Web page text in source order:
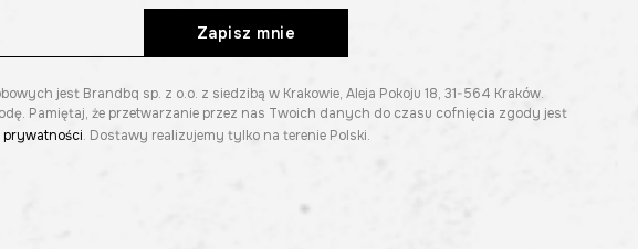
Zapisz mnie
jest Brandbq sp. z o.o. z siedzibą w Krakowie, Aleja Pokoju 18, 31-564 Kraków.
Pamiętaj, że przetwarzanie przez nas Twoich danych do czasu cofnięcia zgody jest
prywatności. Dostawy realizujemy tylko na terenie Polski.